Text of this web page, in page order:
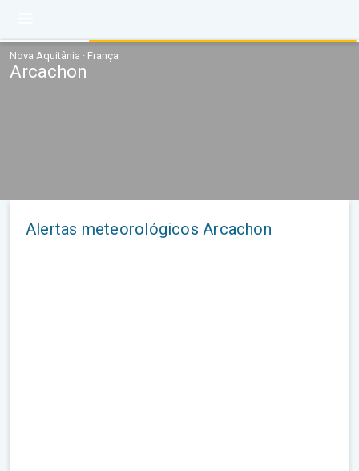
Nova Aquitânia · França
Arcachon
Alertas meteorológicos Arcachon